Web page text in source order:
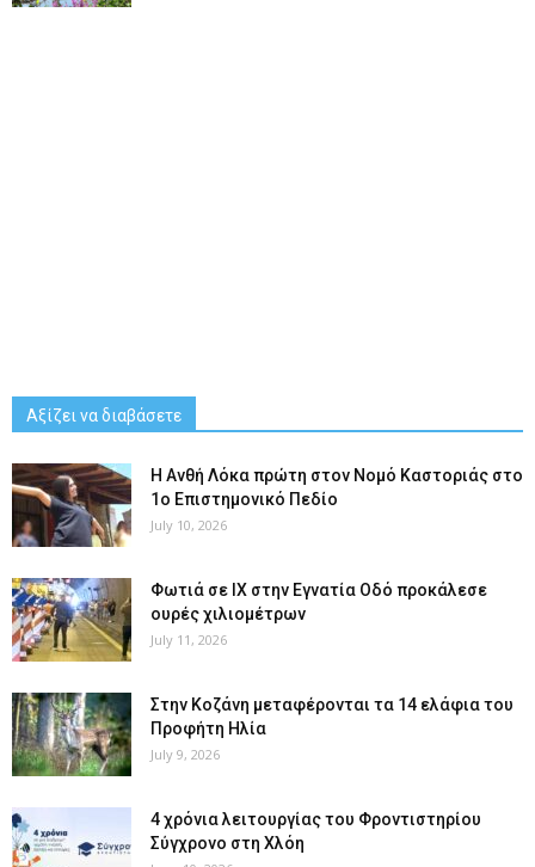
Αξίζει να διαβάσετε
Η Ανθή Λόκα πρώτη στον Νομό Καστοριάς στο
1ο Επιστημονικό Πεδίο
July 10, 2026
Φωτιά σε ΙΧ στην Εγνατία Οδό προκάλεσε
ουρές χιλιομέτρων
July 11, 2026
Στην Κοζάνη μεταφέρονται τα 14 ελάφια του
Προφήτη Ηλία
July 9, 2026
4 χρόνια λειτουργίας του Φροντιστηρίου
Σύγχρονο στη Χλόη